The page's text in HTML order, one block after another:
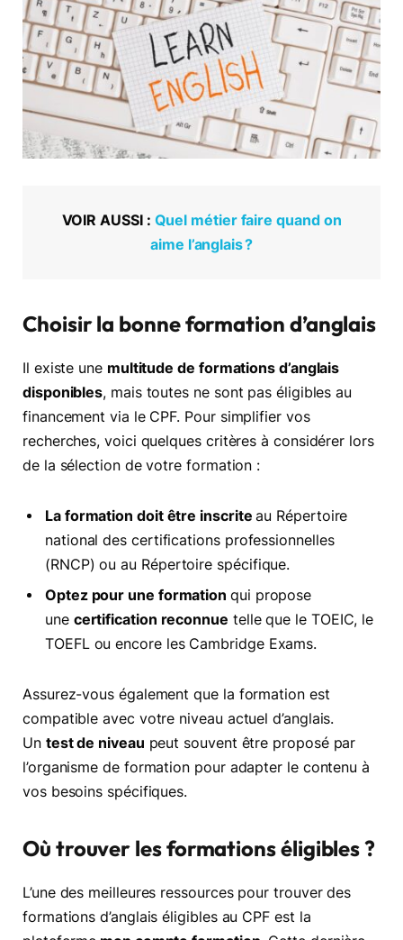
VOIR AUSSI : Quel métier faire quand on
aime l’anglais ?
Choisir la bonne formation d’anglais
Il existe une multitude de formations d’anglais
disponibles, mais toutes ne sont pas éligibles au
financement via le CPF. Pour simplifier vos
recherches, voici quelques critères à considérer lors
de la sélection de votre formation :
La formation doit être inscriteau Répertoire
national des certifications professionnelles
(RNCP) ou au Répertoire spécifique.
Optez pour une formationqui propose
une certification reconnue telle que le TOEIC, le
TOEFL ou encore les Cambridge Exams.
Assurez-vous également que la formation est
compatible avec votre niveau actuel d’anglais.
Un test de niveau peut souvent être proposé par
l’organisme de formation pour adapter le contenu à
vos besoins spécifiques.
Où trouver les formations éligibles ?
L’une des meilleures ressources pour trouver des
formations d’anglais éligibles au CPF est la